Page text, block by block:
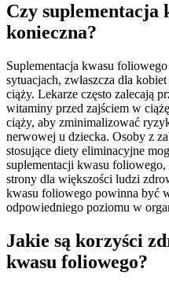
Czy suplementacja
konieczna?
Suplementacja kwasu
sytuacjach, zwłaszcza dla
ciąży. Lekarze często zalecają
witaminy przed zajściem w
ciąży, aby zminimalizować
nerwowej u dziecka. Osoby z
stosujące diety eliminacyjne
suplementacji kwasu
strony dla większości ludzi
kwasu foliowego powinna być
odpowiedniego poziomu w
Jakie są korzyści
kwasu foliowego?